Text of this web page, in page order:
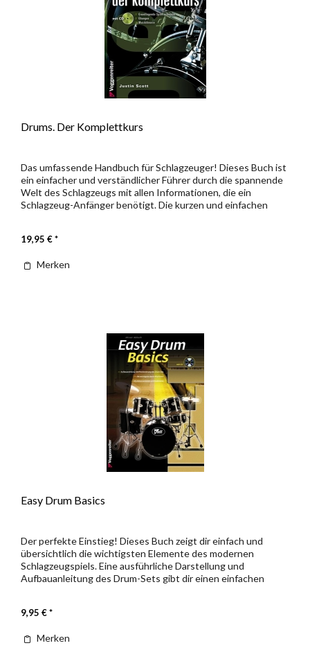
Drums. Der Komplettkurs
Das umfassende Handbuch für Schlagzeuger! Dieses Buch ist
ein einfacher und verständlicher Führer durch die spannende
Welt des Schlagzeugs mit allen Informationen, die ein
Schlagzeug-Anfänger benötigt. Die kurzen und einfachen
19,95 € *
Merken
Easy Drum Basics
Der perfekte Einstieg! Dieses Buch zeigt dir einfach und
übersichtlich die wichtigsten Elemente des modernen
Schlagzeugspiels. Eine ausführliche Darstellung und
Aufbauanleitung des Drum-Sets gibt dir einen einfachen
9,95 € *
Merken